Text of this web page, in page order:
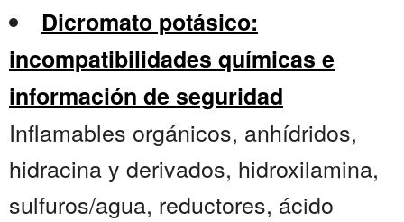
Dicromato potásico:
incompatibilidades químicas e
información de seguridad
Inflamables orgánicos, anhídridos,
hidracina y derivados, hidroxilamina,
sulfuros/agua, reductores, ácido